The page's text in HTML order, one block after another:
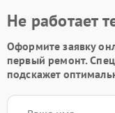
Не работает
Оформите заявку
первый ремонт.
подскажет